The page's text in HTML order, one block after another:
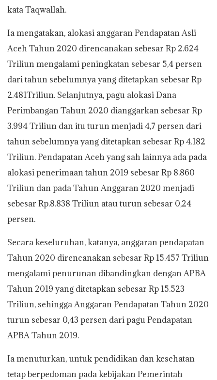
kata Taqwallah.
Ia mengatakan, alokasi anggaran Pendapatan Asli
Aceh Tahun 2020 direncanakan sebesar Rp 2.624
Triliun mengalami peningkatan sebesar 5,4 persen
dari tahun sebelumnya yang ditetapkan sebesar Rp
2.481Triliun. Selanjutnya, pagu alokasi Dana
Perimbangan Tahun 2020 dianggarkan sebesar Rp
3.994 Triliun dan itu turun menjadi 4,7 persen dari
tahun sebelumnya yang ditetapkan sebesar Rp 4.182
Triliun. Pendapatan Aceh yang sah lainnya ada pada
alokasi penerimaan tahun 2019 sebesar Rp 8.860
Triliun dan pada Tahun Anggaran 2020 menjadi
sebesar Rp.8.838 Triliun atau turun sebesar 0,24
persen.
Secara keseluruhan, katanya, anggaran pendapatan
Tahun 2020 direncanakan sebesar Rp 15.457 Triliun
mengalami penurunan dibandingkan dengan APBA
Tahun 2019 yang ditetapkan sebesar Rp 15.523
Triliun, sehingga Anggaran Pendapatan Tahun 2020
turun sebesar 0,43 persen dari pagu Pendapatan
APBA Tahun 2019.
Ia menuturkan, untuk pendidikan dan kesehatan
tetap berpedoman pada kebijakan Pemerintah